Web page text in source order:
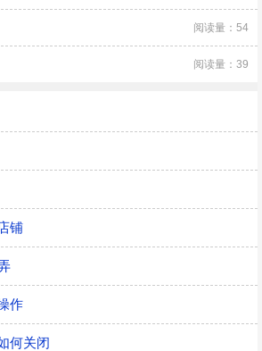
阅读量：54
阅读量：39
铺
作
何关闭